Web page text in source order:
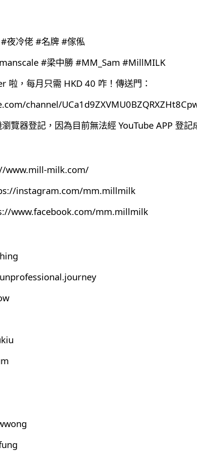
夜冷佬 #名牌 #傢俬
#梁中勝 #MM_Sam #MillMILK
啦，每月只需 HKD 40 咋！傳送門：
channel/
覽器登記，因為目前無法經 YouTube APP 登記
www.mill-milk.com/
instagram.com/mm.millmilk
www.facebook.com/mm.millmilk